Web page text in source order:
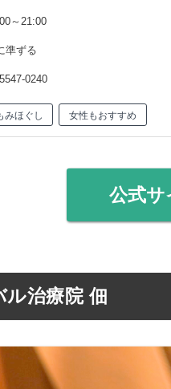
～21:00
準ずる
0240
みほぐし 女性もおすすめ
公式サ
ル治療院 佃